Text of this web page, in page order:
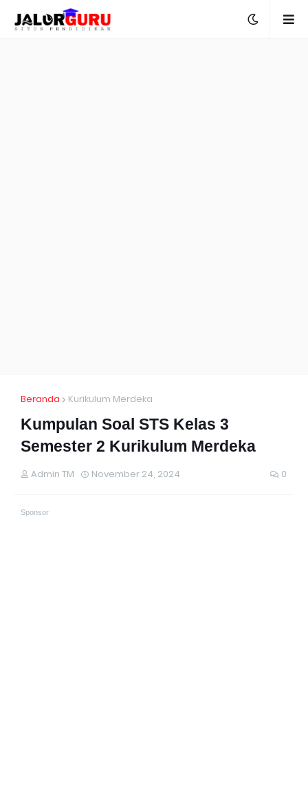
Beranda Kurikulum Merdeka
Kumpulan Soal STS Kelas 3
Semester 2 Kurikulum Merdeka
Admin TM November 24, 2024 0
Sponsor